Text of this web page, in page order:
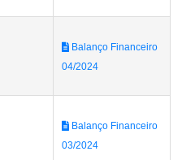
Balanço Financeiro
04/2024
Balanço Financeiro
03/2024